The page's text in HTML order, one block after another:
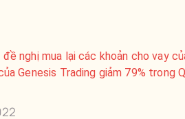
nghị mua lại các khoản cho vay
Genesis Trading giảm 79% trong